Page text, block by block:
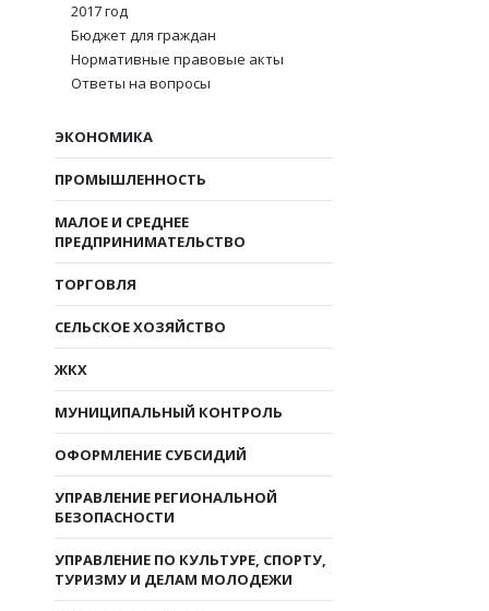
2017 год
Бюджет для граждан
Нормативные правовые акты
Ответы на вопросы
ЭКОНОМИКА
ПРОМЫШЛЕННОСТЬ
МАЛОЕ И СРЕДНЕЕ
ПРЕДПРИНИМАТЕЛЬСТВО
ТОРГОВЛЯ
СЕЛЬСКОЕ ХОЗЯЙСТВО
ЖКХ
МУНИЦИПАЛЬНЫЙ КОНТРОЛЬ
ОФОРМЛЕНИЕ СУБСИДИЙ
УПРАВЛЕНИЕ РЕГИОНАЛЬНОЙ
БЕЗОПАСНОСТИ
УПРАВЛЕНИЕ ПО КУЛЬТУРЕ, СПОРТУ,
ТУРИЗМУ И ДЕЛАМ МОЛОДЕЖИ